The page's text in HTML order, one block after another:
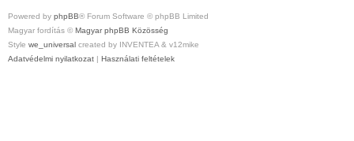
Powered by phpBB® Forum Software © phpBB Limited
Magyar fordítás © Magyar phpBB Közösség
Style we_universal created by INVENTEA & v12mike
Adatvédelmi nyilatkozat | Használati feltételek